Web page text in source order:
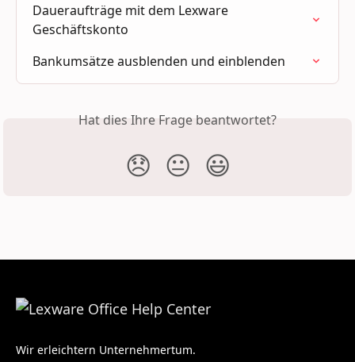
Daueraufträge mit dem Lexware
Geschäftskonto
Bankumsätze ausblenden und einblenden
Hat dies Ihre Frage beantwortet?
😞 😐 😃
Wir erleichtern Unternehmertum.